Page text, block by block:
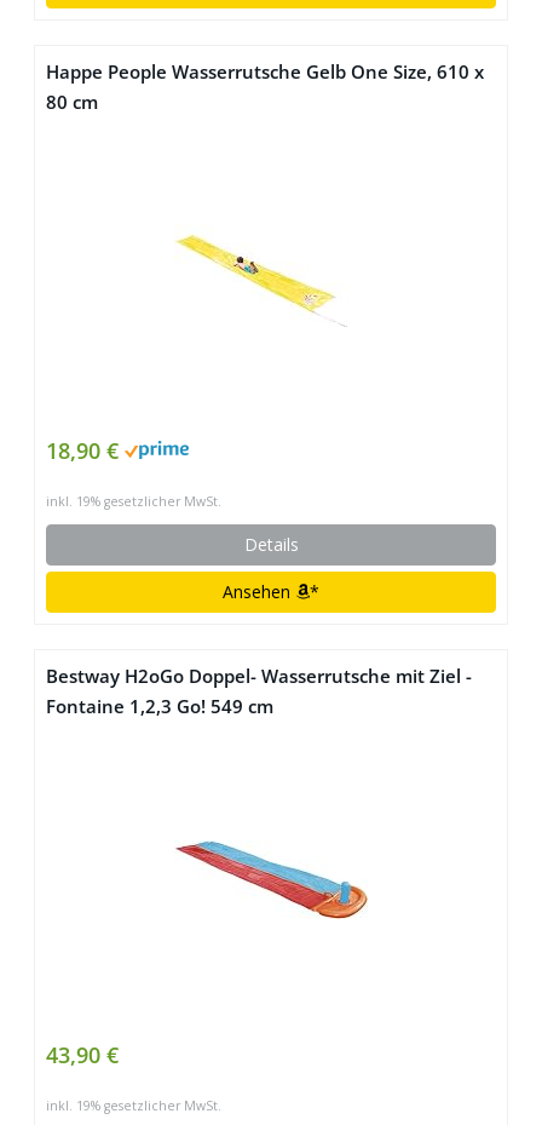
Happe People Wasserrutsche Gelb One Size, 610 x
80 cm
18,90 €
inkl. 19% gesetzlicher MwSt.
Details
Ansehen *
Bestway H2oGo Doppel- Wasserrutsche mit Ziel -
Fontaine 1,2,3 Go! 549 cm
43,90 €
inkl. 19% gesetzlicher MwSt.